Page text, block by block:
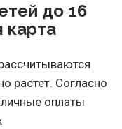
до 16
карта
растет. Согласно
оплаты